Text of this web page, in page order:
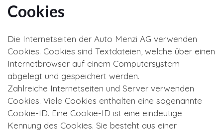
Cookies
Die Internetseiten der Auto Menzi AG verwenden
Cookies. Cookies sind Textdateien, welche über einen
Internetbrowser auf einem Computersystem
abgelegt und gespeichert werden.
Zahlreiche Internetseiten und Server verwenden
Cookies. Viele Cookies enthalten eine sogenannte
Cookie-ID. Eine Cookie-ID ist eine eindeutige
Kennung des Cookies. Sie besteht aus einer